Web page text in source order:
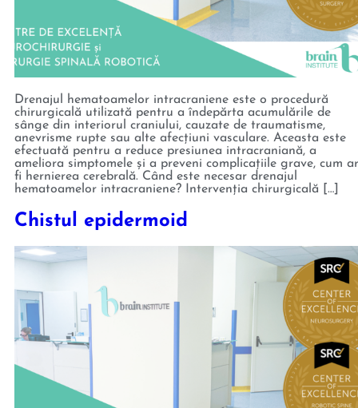
Drenajul hematoamelor intracraniene este o procedură
chirurgicală utilizată pentru a îndepărta acumulările de
sânge din interiorul craniului, cauzate de traumatisme,
anevrisme rupte sau alte afecțiuni vasculare. Aceasta este
efectuată pentru a reduce presiunea intracraniană, a
ameliora simptomele și a preveni complicațiile grave, cum ar
fi hernierea cerebrală. Când este necesar drenajul
hematoamelor intracraniene? Intervenția chirurgicală […]
Chistul epidermoid